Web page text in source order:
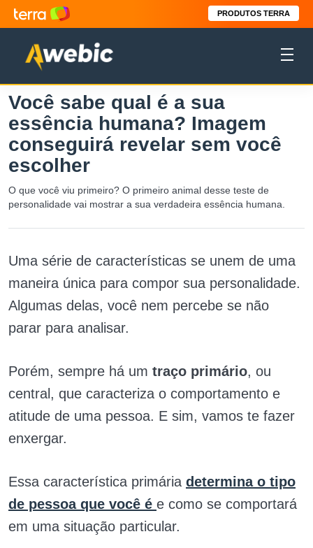
PRODUTOS TERRA
Você sabe qual é a sua
essência humana? Imagem
conseguirá revelar sem você
escolher
O que você viu primeiro? O primeiro animal desse teste de
personalidade vai mostrar a sua verdadeira essência humana.
Uma série de características se unem de uma
maneira única para compor sua personalidade.
Algumas delas, você nem percebe se não
parar para analisar.
Porém, sempre há um traço primário, ou
central, que caracteriza o comportamento e
atitude de uma pessoa. E sim, vamos te fazer
enxergar.
Essa característica primária determina o tipo
de pessoa que você é e como se comportará
em uma situação particular.